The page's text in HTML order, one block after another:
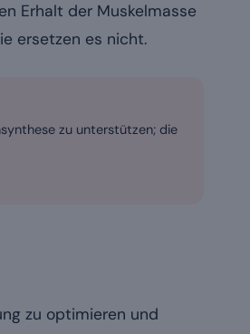
Erhalt der Muskelmasse
ersetzen es nicht.
zu unterstützen; die
zu optimieren und